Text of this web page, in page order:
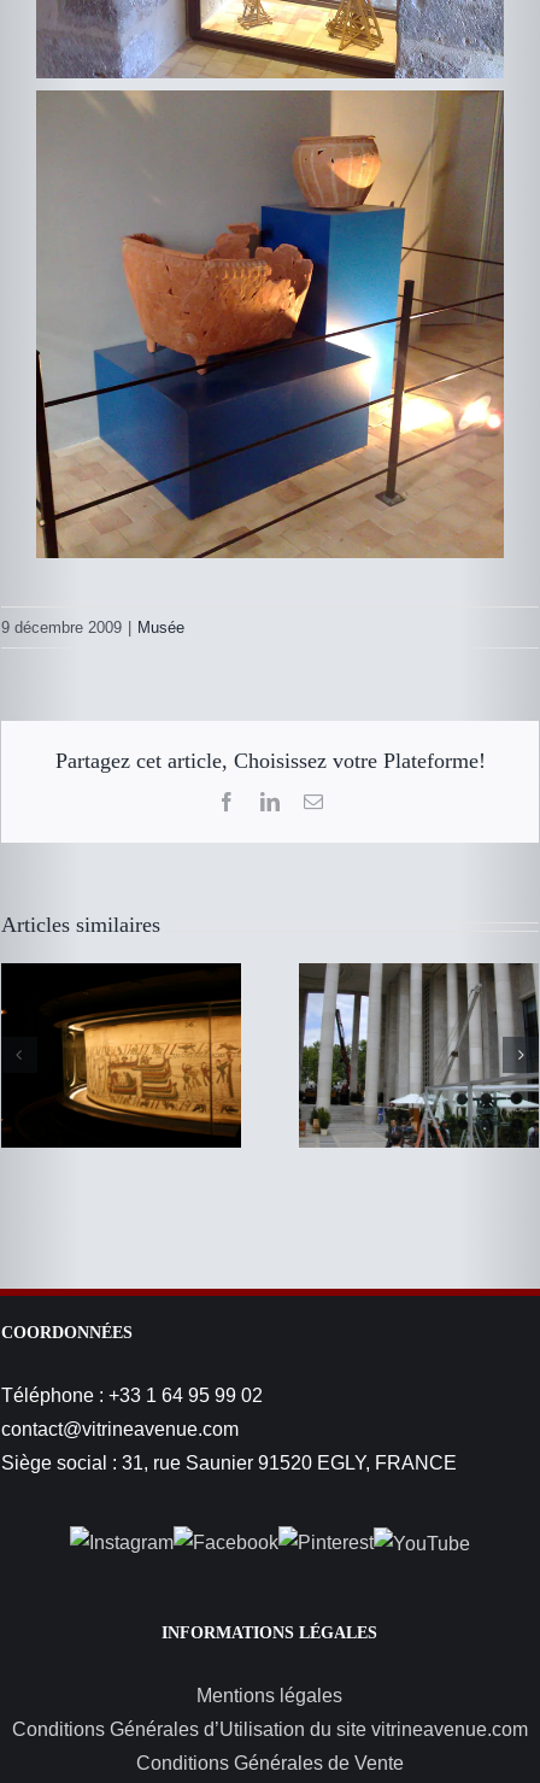
9 décembre 2009 Musée
Partagez cet article, Choisissez votre Plateforme!
FacebookLinkedInEmail
Articles similaires
installation vitrage
COORDONNÉES
Téléphone : +33 1 64 95 99 02
contact@vitrineavenue.com
Siège social : 31, rue Saunier 91520 EGLY, FRANCE
INFORMATIONS LÉGALES
Mentions légales
Conditions Générales d’Utilisation du site vitrineavenue.com
Conditions Générales de Vente